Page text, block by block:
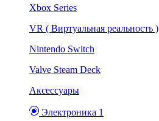
Xbox Series
VR ( Виртуальная реальность )
Nintendo Switch
Valve Steam Deck
Аксессуары
Электроника 1